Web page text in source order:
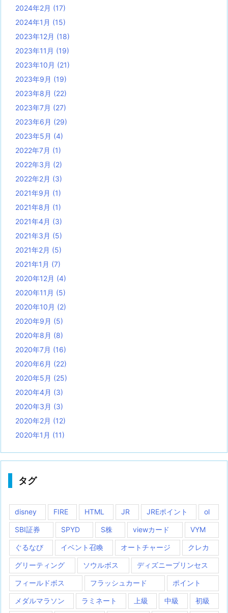
2024年2月 (17)
2024年1月 (15)
2023年12月 (18)
2023年11月 (19)
2023年10月 (21)
2023年9月 (19)
2023年8月 (22)
2023年7月 (27)
2023年6月 (29)
2023年5月 (4)
2022年7月 (1)
2022年3月 (2)
2022年2月 (3)
2021年9月 (1)
2021年8月 (1)
2021年4月 (3)
2021年3月 (5)
2021年2月 (5)
2021年1月 (7)
2020年12月 (4)
2020年11月 (5)
2020年10月 (2)
2020年9月 (5)
2020年8月 (8)
2020年7月 (16)
2020年6月 (22)
2020年5月 (25)
2020年4月 (3)
2020年3月 (3)
2020年2月 (12)
2020年1月 (11)
タグ
disney FIRE HTML JR JREポイント ol
SBI証券 SPYD S株 viewカード VYM
ぐるなび イベント召喚 オートチャージ クレカ
グリーティング ソウルボス ディズニープリンセス
フィールドボス フラッシュカード ポイント
メダルマラソン ラミネート 上級 中級 初級